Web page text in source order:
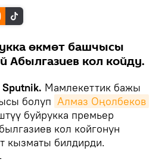
өкмөт башчысы
кол койду.
Мамлекеттик бажы
болуп Алмаз Оңолбеков
буйрукка премьер
кол койгонун
кызматы билдирди.